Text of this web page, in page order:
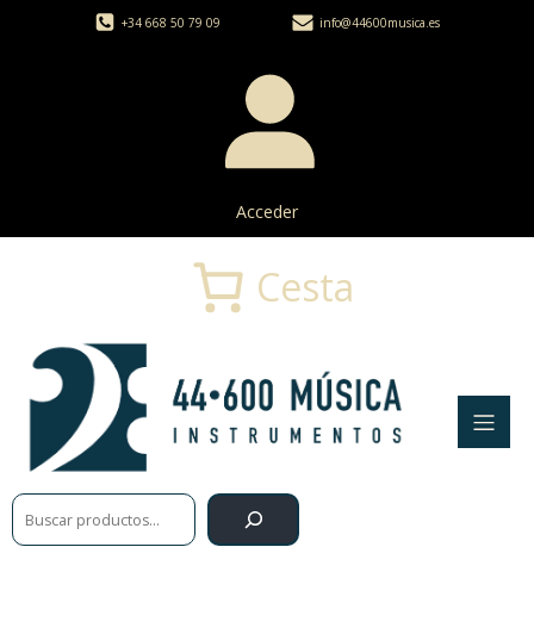
+34 668 50 79 09 info@44600musica.es
Acceder
Buscar
Cesta